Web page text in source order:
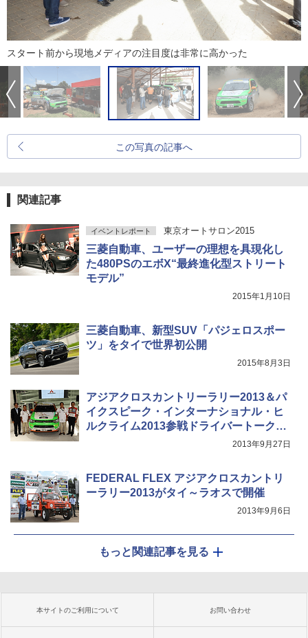
スタート前から現地メディアの注目度は非常に高かった
この写真の記事へ
関連記事
イベントレポート 東京オートサロン2015
三菱自動車、ユーザーの理想を具現化し
た480PSのエボX“最終進化型ストリート
モデル”
2015年1月10日
三菱自動車、新型SUV「パジェロスポー
ツ」をタイで世界初公開
2015年8月3日
アジアクロスカントリーラリー2013＆パ
イクスピーク・インターナショナル・ヒ
ルクライム2013参戦ドライバートークシ
2013年9月27日
FEDERAL FLEX アジアクロスカントリ
ーラリー2013がタイ～ラオスで開催
2013年9月6日
もっと関連記事を見る
本サイトのご利用について お問い合わせ